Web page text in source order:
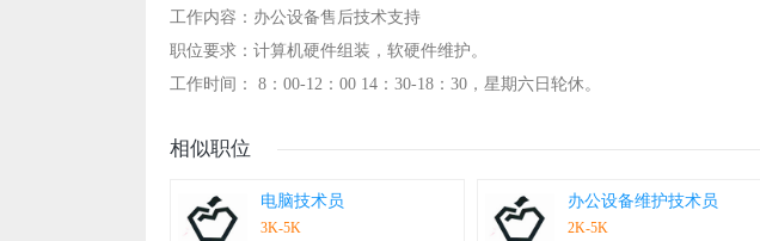
工作内容：办公设备售后技术支持
职位要求：计算机硬件组装，软硬件维护。
工作时间： 8：00-12：00 14：30-18：30，星期六日轮休。
相似职位
电脑技术员
3K-5K
办公设备维护技术员
2K-5K